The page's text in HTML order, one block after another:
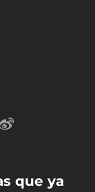
que ya